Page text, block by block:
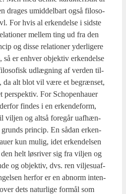
dra­ges umid­del­bart også filo­so­
For hvis al erken­del­se i sid­ste
mel­lem ting ud fra den
og dis­se rela­tio­ner yder­li­ge­re
er enhver objek­tiv erken­del­se
udlæg­ning af ver­den til­
da alt blot vil være et begræn­set,
For Scho­pen­hau­er
fin­des i en erken­de­form,
vilj­en og alt­så fore­går uaf­hæn­
prin­cip. En sådan erken­
kun mulig, idet erken­del­sen
helt løs­ri­ver sig fra vilj­en og
og objek­tiv, dvs. ren vil­jesu­af­
her­for er en abnorm inten­
dets natur­li­ge for­mål som